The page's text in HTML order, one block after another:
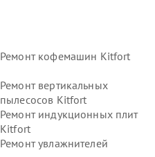
Ремонт кофемашин Kitfort
Ремонт вертикальных
пылесосов Kitfort
Ремонт индукционных плит
Kitfort
Ремонт увлажнителей